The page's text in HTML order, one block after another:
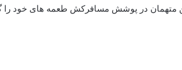
متهمان در پوشش مسافرکش طعمه های خود را